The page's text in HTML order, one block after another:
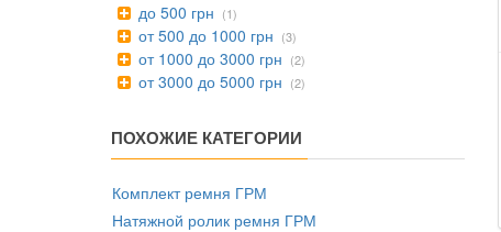
до 500 грн (1)
от 500 до 1000 грн (3)
от 1000 до 3000 грн (2)
от 3000 до 5000 грн (2)
ПОХОЖИЕ КАТЕГОРИИ
Комплект ремня ГРМ
Натяжной ролик ремня ГРМ